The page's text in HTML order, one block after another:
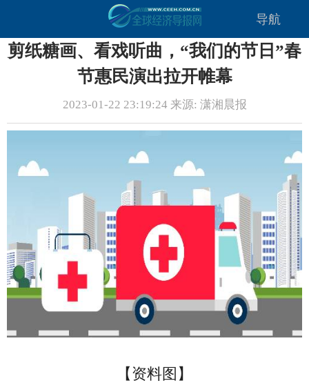
导航
剪纸糖画、看戏听曲，“我们的节日”春
节惠民演出拉开帷幕
2023-01-22 23:19:24 来源: 潇湘晨报
【资料图】